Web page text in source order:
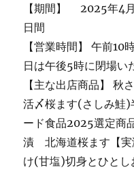
【期間】 2025年4
日間
【営業時間】 午前
日は午後5時に閉場い
【主な出店商品】 秋
活〆桜ます(さしみ鮭)
ード食品2025選定商
漬 北海道桜ます【実
け(甘塩)切身とひと